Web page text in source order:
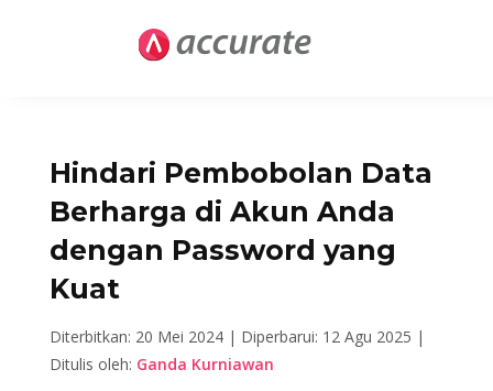
Hindari Pembobolan Data
Berharga di Akun Anda
dengan Password yang
Kuat
Diterbitkan: 20 Mei 2024 | Diperbarui: 12 Agu 2025 |
Ditulis oleh: Ganda Kurniawan